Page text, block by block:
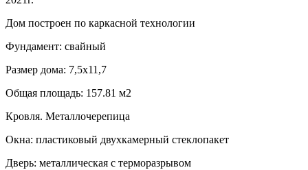
Дом построен по каркасной технологии
Фундамент: свайный
Размер дома: 7,5х11,7
Общая площадь: 157.81 м2
Кровля. Металлочерепица
Окна: пластиковый двухкамерный стеклопакет
Дверь: металлическая с терморазрывом